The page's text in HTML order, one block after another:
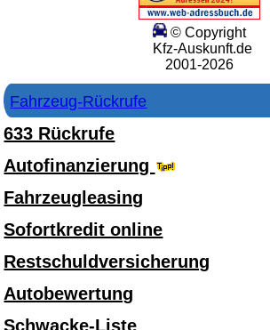
© Copyright
Kfz-Auskunft.de
2001-2026
Fahrzeug-Rückrufe
633 Rückrufe
Autofinanzierung
Fahrzeugleasing
Sofortkredit online
Restschuldversicherung
Autobewertung
Schwacke-Liste